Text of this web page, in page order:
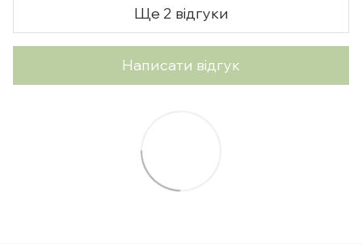
Ще 2 відгуки
Написати відгук